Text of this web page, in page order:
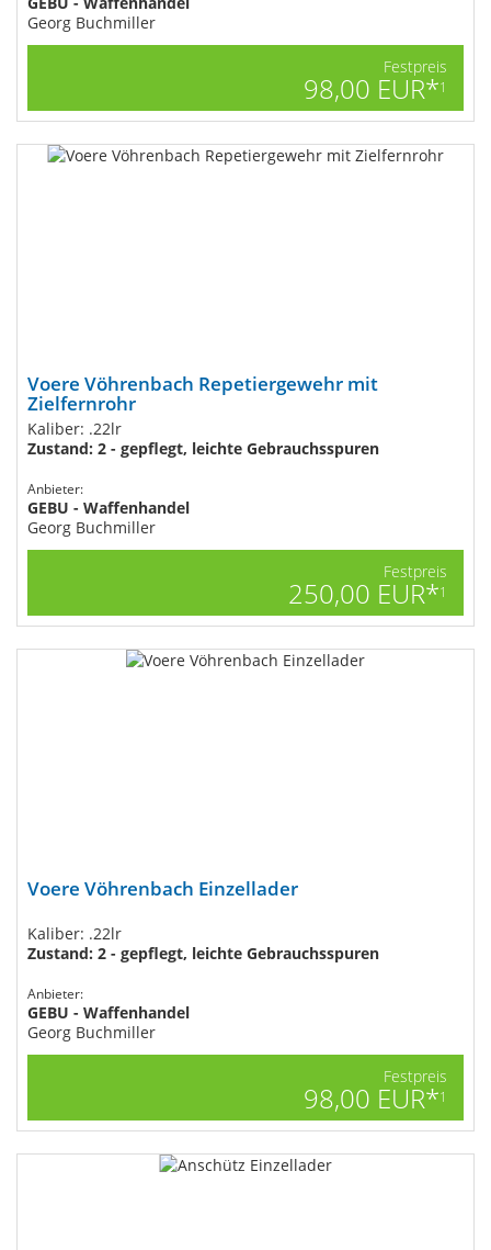
Georg Buchmiller
Festpreis
98,00 EUR*1
Voere Vöhrenbach Repetiergewehr mit
Zielfernrohr
Kaliber: .22lr
Zustand: 2 - gepflegt, leichte Gebrauchsspuren
Anbieter:
GEBU - Waffenhandel
Georg Buchmiller
Festpreis
250,00 EUR*1
Voere Vöhrenbach Einzellader
Kaliber: .22lr
Zustand: 2 - gepflegt, leichte Gebrauchsspuren
Anbieter:
GEBU - Waffenhandel
Georg Buchmiller
Festpreis
98,00 EUR*1